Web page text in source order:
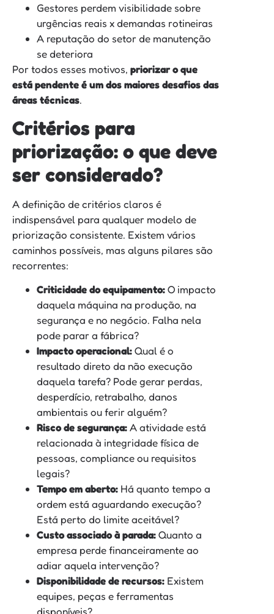
Gestores perdem visibilidade sobre
urgências reais x demandas rotineiras
A reputação do setor de manutenção
se deteriora
Por todos esses motivos, priorizar o que
está pendente é um dos maiores desafios das
áreas técnicas.
Critérios para
priorização: o que deve
ser considerado?
A definição de critérios claros é
indispensável para qualquer modelo de
priorização consistente. Existem vários
caminhos possíveis, mas alguns pilares são
recorrentes:
Criticidade do equipamento:O impacto
daquela máquina na produção, na
segurança e no negócio. Falha nela
pode parar a fábrica?
Impacto operacional:Qual é o
resultado direto da não execução
daquela tarefa? Pode gerar perdas,
desperdício, retrabalho, danos
ambientais ou ferir alguém?
Risco de segurança:A atividade está
relacionada à integridade física de
pessoas, compliance ou requisitos
legais?
Tempo em aberto: Há quanto tempo a
ordem está aguardando execução?
Está perto do limite aceitável?
Custo associado à parada:Quanto a
empresa perde financeiramente ao
adiar aquela intervenção?
Disponibilidade de recursos: Existem
equipes, peças e ferramentas
disponíveis?